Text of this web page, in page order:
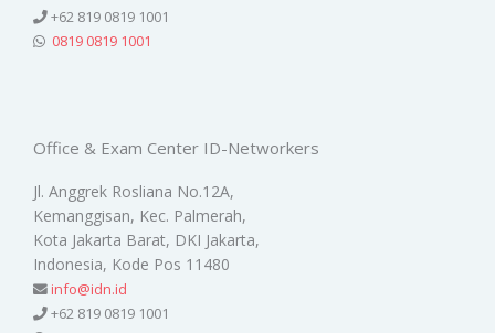
+62 819 0819 1001
0819 0819 1001
Office & Exam Center ID-Networkers
Jl. Anggrek Rosliana No.12A,
Kemanggisan, Kec. Palmerah,
Kota Jakarta Barat, DKI Jakarta,
Indonesia, Kode Pos 11480
info@idn.id
+62 819 0819 1001